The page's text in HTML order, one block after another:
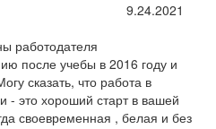
9.24.2021
работодателя
после учебы в 2016 году и
сказать, что работа в
- это хороший старт в вашей
своевременная , белая и без